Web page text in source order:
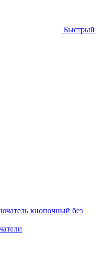
Быстрый
кнопочный без